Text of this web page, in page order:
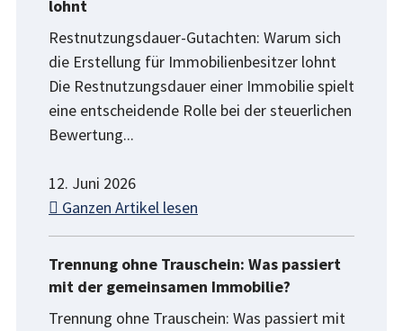
lohnt
Restnutzungsdauer-Gutachten: Warum sich
die Erstellung für Immobilienbesitzer lohnt
Die Restnutzungsdauer einer Immobilie spielt
eine entscheidende Rolle bei der steuerlichen
Bewertung...
12. Juni 2026
Ganzen Artikel lesen
Trennung ohne Trauschein: Was passiert
mit der gemeinsamen Immobilie?
Trennung ohne Trauschein: Was passiert mit